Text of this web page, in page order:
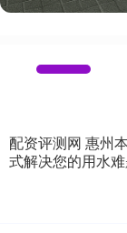
配资评测网 惠州
式解决您的用水